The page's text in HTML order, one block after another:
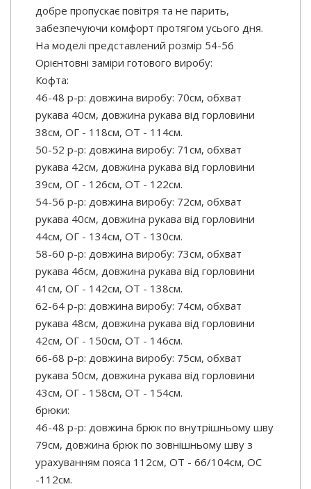
добре пропускає повітря та не парить,
забезпечуючи комфорт протягом усього дня.
На моделі представлений розмір 54-56
Орієнтовні заміри готового виробу:
Кофта:
46-48 р-р: довжина виробу: 70см, обхват
рукава 40см, довжина рукава від горловини
38см, ОГ - 118см, ОТ - 114см.
50-52 р-р: довжина виробу: 71см, обхват
рукава 42см, довжина рукава від горловини
39см, ОГ - 126см, ОТ - 122см.
54-56 р-р: довжина виробу: 72см, обхват
рукава 40см, довжина рукава від горловини
44см, ОГ - 134см, ОТ - 130см.
58-60 р-р: довжина виробу: 73см, обхват
рукава 46см, довжина рукава від горловини
41см, ОГ - 142см, ОТ - 138см.
62-64 р-р: довжина виробу: 74см, обхват
рукава 48см, довжина рукава від горловини
42см, ОГ - 150см, ОТ - 146см.
66-68 р-р: довжина виробу: 75см, обхват
рукава 50см, довжина рукава від горловини
43см, ОГ - 158см, ОТ - 154см.
брюки:
46-48 р-р: довжина брюк по внутрішньому шву
79см, довжина брюк по зовнішньому шву з
урахуванням пояса 112см, ОТ - 66/104см, OC
-112см.